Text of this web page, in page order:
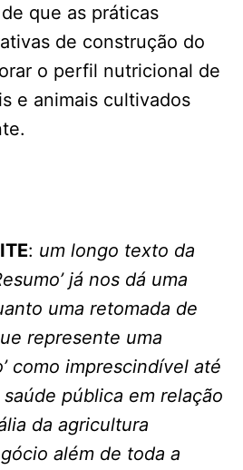
que as práticas
de construção do
o perfil nutricional de
e animais cultivados
: um longo texto da
já nos dá uma
uma retomada de
represente uma
como imprescindível até
pública em relação
da agricultura
além de toda a